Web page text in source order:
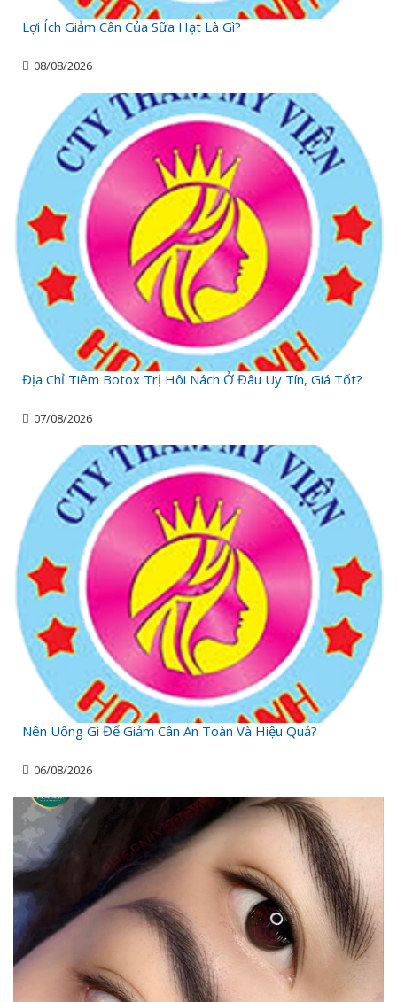
Lợi Ích Giảm Cân Của Sữa Hạt Là Gì?
08/08/2026
Địa Chỉ Tiêm Botox Trị Hôi Nách Ở Đâu Uy Tín, Giá Tốt?
07/08/2026
Nên Uống Gì Để Giảm Cân An Toàn Và Hiệu Quả?
06/08/2026